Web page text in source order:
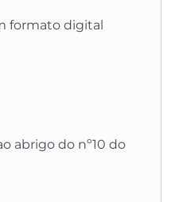
formato digital
abrigo do nº10 do